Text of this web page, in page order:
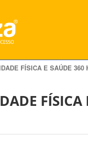
FÍSICA E SAÚDE 360
FÍSICA